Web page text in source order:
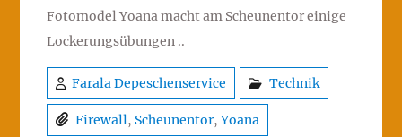
Fotomodel Yoana macht am Scheunentor einige
Lockerungsübungen ..
Farala Depeschenservice Technik
Firewall, Scheunentor,Yoana